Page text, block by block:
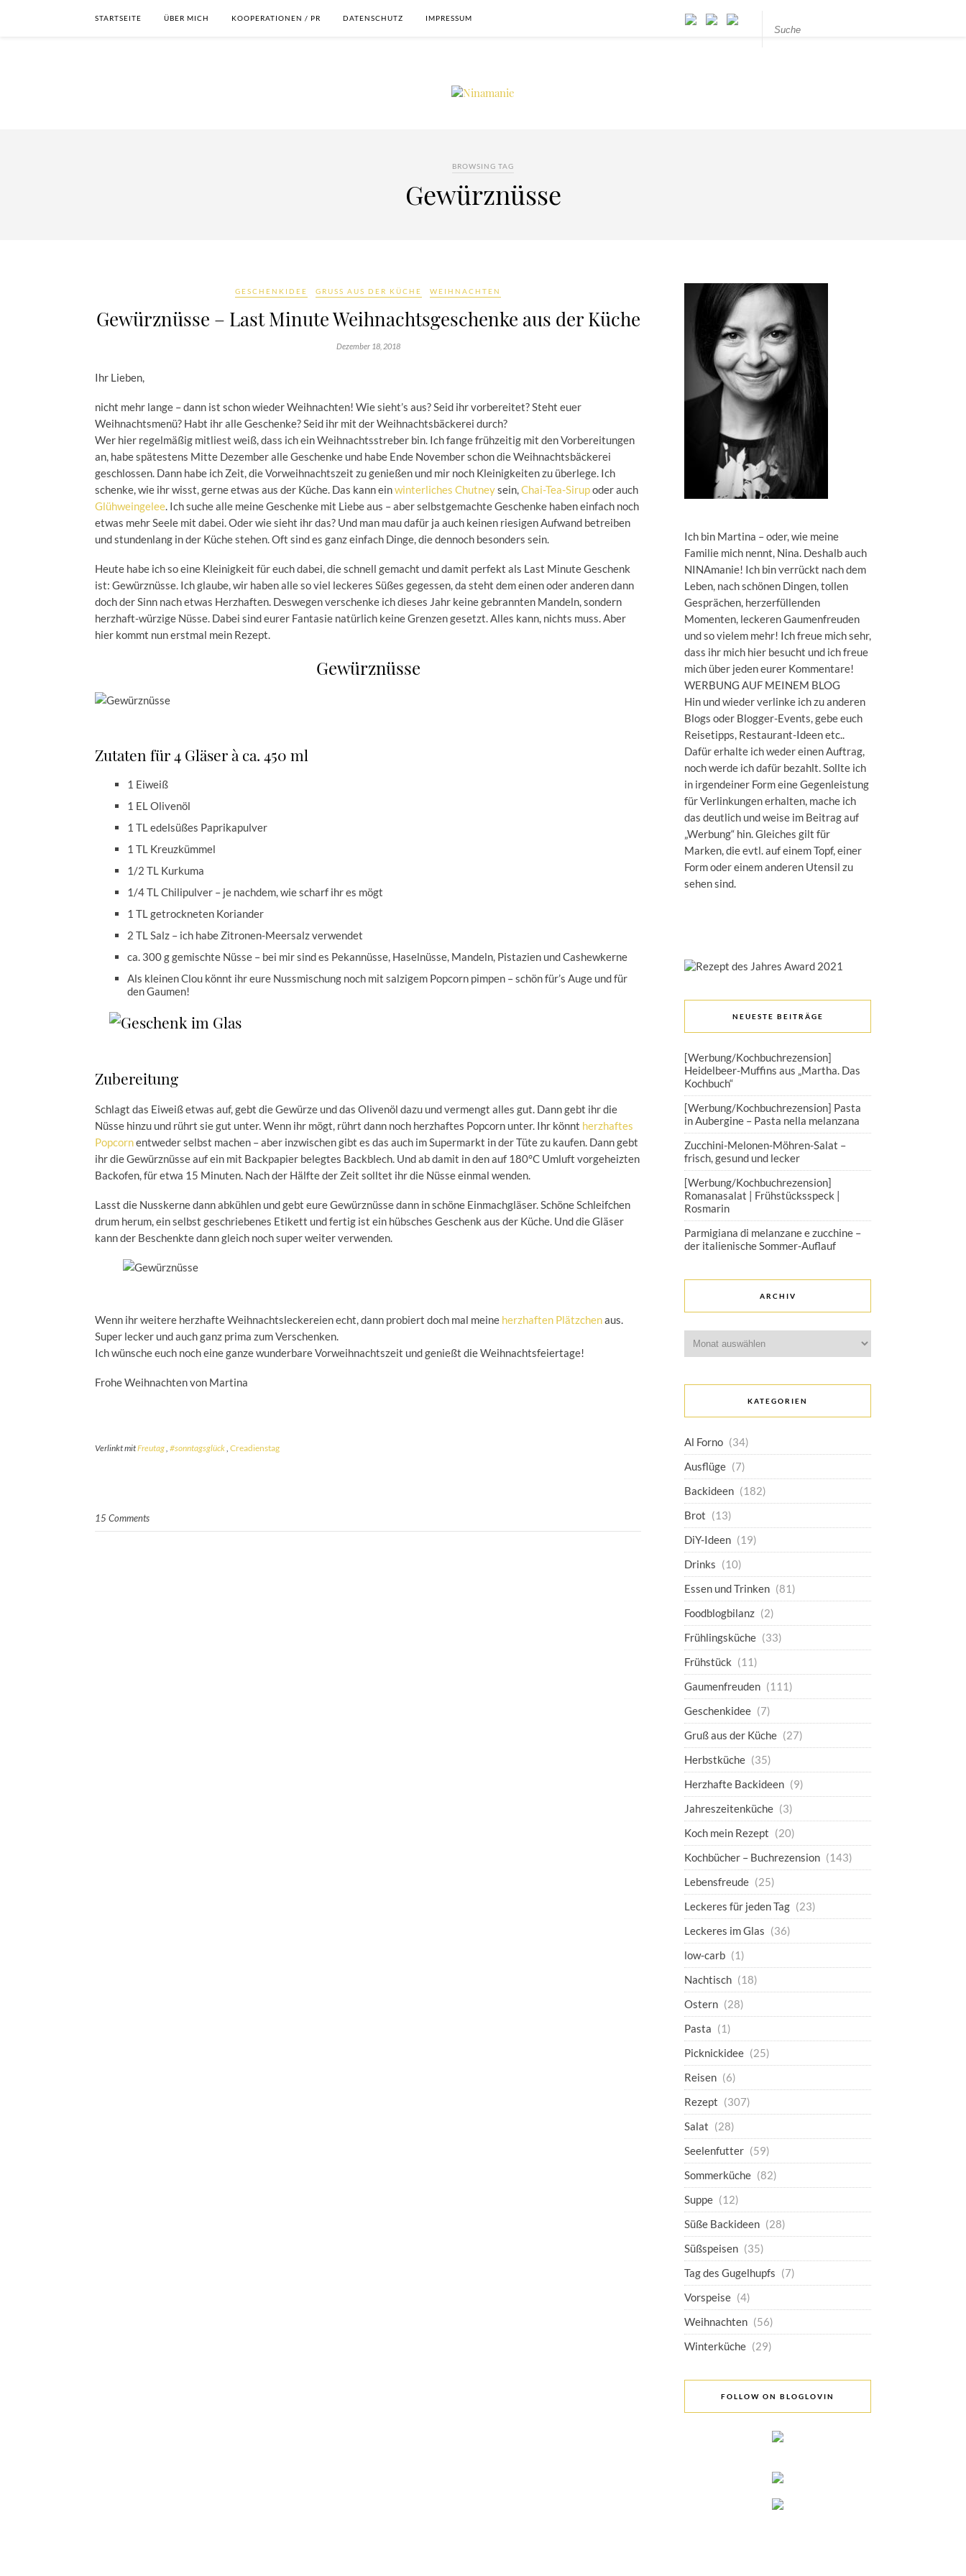
STARTSEITE ÜBER MICH KOOPERATIONEN / PR DATENSCHUTZ IMPRESSUM
BROWSING TAG
Gewürznüsse
GESCHENKIDEE GRUSS AUS DER KÜCHE WEIHNACHTEN
Gewürznüsse – Last Minute Weihnachtsgeschenke aus der Küche
Dezember 18, 2018
Ihr Lieben,
nicht mehr lange – dann ist schon wieder Weihnachten! Wie sieht’s aus? Seid ihr vorbereitet? Steht euer
Weihnachtsmenü? Habt ihr alle Geschenke? Seid ihr mit der Weihnachtsbäckerei durch?
Wer hier regelmäßig mitliest weiß, dass ich ein Weihnachtsstreber bin. Ich fange frühzeitig mit den Vorbereitungen
an, habe spätestens Mitte Dezember alle Geschenke und habe Ende November schon die Weihnachtsbäckerei
geschlossen. Dann habe ich Zeit, die Vorweihnachtszeit zu genießen und mir noch Kleinigkeiten zu überlege. Ich
schenke, wie ihr wisst, gerne etwas aus der Küche. Das kann einwinterliches Chutneysein,Chai-Tea-Sirupoder auch
Glühweingelee. Ich suche alle meine Geschenke mit Liebe aus – aber selbstgemachte Geschenke haben einfach noch
etwas mehr Seele mit dabei. Oder wie sieht ihr das? Und man mau dafür ja auch keinen riesigen Aufwand betreiben
und stundenlang in der Küche stehen. Oft sind es ganz einfach Dinge, die dennoch besonders sein.
Heute habe ich so eine Kleinigkeit für euch dabei, die schnell gemacht und damit perfekt als Last Minute Geschenk
ist: Gewürznüsse. Ich glaube, wir haben alle so viel leckeres Süßes gegessen, da steht dem einen oder anderen dann
doch der Sinn nach etwas Herzhaften. Deswegen verschenke ich dieses Jahr keine gebrannten Mandeln, sondern
herzhaft-würzige Nüsse. Dabei sind eurer Fantasie natürlich keine Grenzen gesetzt. Alles kann, nichts muss. Aber
hier kommt nun erstmal mein Rezept.
Gewürznüsse
Zutaten für 4 Gläser à ca. 450 ml
1 Eiweiß
1 EL Olivenöl
1 TL edelsüßes Paprikapulver
1 TL Kreuzkümmel
1/2 TL Kurkuma
1/4 TL Chilipulver – je nachdem, wie scharf ihr es mögt
1 TL getrockneten Koriander
2 TL Salz – ich habe Zitronen-Meersalz verwendet
ca. 300 g gemischte Nüsse – bei mir sind es Pekannüsse, Haselnüsse, Mandeln, Pistazien und Cashewkerne
Als kleinen Clou könnt ihr eure Nussmischung noch mit salzigem Popcorn pimpen – schön für’s Auge und für
den Gaumen!
Zubereitung
Schlagt das Eiweiß etwas auf, gebt die Gewürze und das Olivenöl dazu und vermengt alles gut. Dann gebt ihr die
Nüsse hinzu und rührt sie gut unter. Wenn ihr mögt, rührt dann noch herzhaftes Popcorn unter. Ihr könnt herzhaftes
Popcornentweder selbst machen – aber inzwischen gibt es das auch im Supermarkt in der Tüte zu kaufen. Dann gebt
ihr die Gewürznüsse auf ein mit Backpapier belegtes Backblech. Und ab damit in den auf 180°C Umluft vorgeheizten
Backofen, für etwa 15 Minuten. Nach der Hälfte der Zeit solltet ihr die Nüsse einmal wenden.
Lasst die Nusskerne dann abkühlen und gebt eure Gewürznüsse dann in schöne Einmachgläser. Schöne Schleifchen
drum herum, ein selbst geschriebenes Etikett und fertig ist ein hübsches Geschenk aus der Küche. Und die Gläser
kann der Beschenkte dann gleich noch super weiter verwenden.
Wenn ihr weitere herzhafte Weihnachtsleckereien echt, dann probiert doch mal meine herzhaften Plätzchenaus.
Super lecker und auch ganz prima zum Verschenken.
Ich wünsche euch noch eine ganze wunderbare Vorweihnachtszeit und genießt die Weihnachtsfeiertage!
Frohe Weihnachten von Martina
Verlinkt mitFreutag, #sonntagsglück, Creadienstag
15 Comments
Ich bin Martina – oder, wie meine
Familie mich nennt, Nina. Deshalb auch
NINAmanie! Ich bin verrückt nach dem
Leben, nach schönen Dingen, tollen
Gesprächen, herzerfüllenden
Momenten, leckeren Gaumenfreuden
und so vielem mehr! Ich freue mich sehr,
dass ihr mich hier besucht und ich freue
mich über jeden eurer Kommentare!
WERBUNG AUF MEINEM BLOG
Hin und wieder verlinke ich zu anderen
Blogs oder Blogger-Events, gebe euch
Reisetipps, Restaurant-Ideen etc..
Dafür erhalte ich weder einen Auftrag,
noch werde ich dafür bezahlt. Sollte ich
in irgendeiner Form eine Gegenleistung
für Verlinkungen erhalten, mache ich
das deutlich und weise im Beitrag auf
„Werbung“ hin. Gleiches gilt für
Marken, die evtl. auf einem Topf, einer
Form oder einem anderen Utensil zu
sehen sind.
NEUESTE BEITRÄGE
[Werbung/Kochbuchrezension]
Heidelbeer-Muffins aus „Martha. Das
Kochbuch“
[Werbung/Kochbuchrezension] Pasta
in Aubergine – Pasta nella melanzana
Zucchini-Melonen-Möhren-Salat –
frisch, gesund und lecker
[Werbung/Kochbuchrezension]
Romanasalat | Frühstücksspeck |
Rosmarin
Parmigiana di melanzane e zucchine –
der italienische Sommer-Auflauf
ARCHIV
KATEGORIEN
Al Forno (34)
Ausflüge (7)
Backideen (182)
Brot (13)
DiY-Ideen (19)
Drinks (10)
Essen und Trinken (81)
Foodblogbilanz (2)
Frühlingsküche (33)
Frühstück (11)
Gaumenfreuden (111)
Geschenkidee (7)
Gruß aus der Küche (27)
Herbstküche (35)
Herzhafte Backideen (9)
Jahreszeitenküche (3)
Koch mein Rezept (20)
Kochbücher – Buchrezension (143)
Lebensfreude (25)
Leckeres für jeden Tag (23)
Leckeres im Glas (36)
low-carb (1)
Nachtisch (18)
Ostern (28)
Pasta (1)
Picknickidee (25)
Reisen (6)
Rezept (307)
Salat (28)
Seelenfutter (59)
Sommerküche (82)
Suppe (12)
Süße Backideen (28)
Süßspeisen (35)
Tag des Gugelhupfs (7)
Vorspeise (4)
Weihnachten (56)
Winterküche (29)
FOLLOW ON BLOGLOVIN